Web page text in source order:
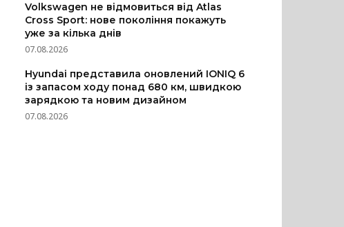
Volkswagen не відмовиться від Atlas
Cross Sport: нове покоління покажуть
уже за кілька днів
07.08.2026
Hyundai представила оновлений IONIQ 6
із запасом ходу понад 680 км, швидкою
зарядкою та новим дизайном
07.08.2026